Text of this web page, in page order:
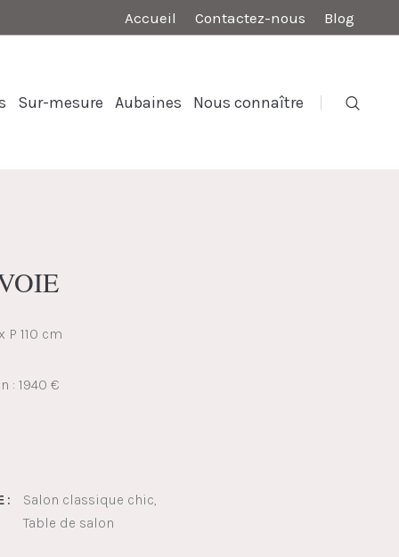
Accueil Contactez-nous Blog
Sur-mesure Aubaines Nous connaître
P 110 cm
: 1940 €
:
Salon classique chic
Table de salon